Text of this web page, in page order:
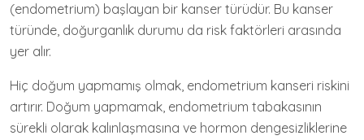
(endometrium) başlayan bir kanser türüdür. Bu kanser
türünde, doğurganlık durumu da risk faktörleri arasında
yer alır.
Hiç doğum yapmamış olmak, endometrium kanseri riskini
artırır. Doğum yapmamak, endometrium tabakasının
sürekli olarak kalınlaşmasına ve hormon dengesizliklerine